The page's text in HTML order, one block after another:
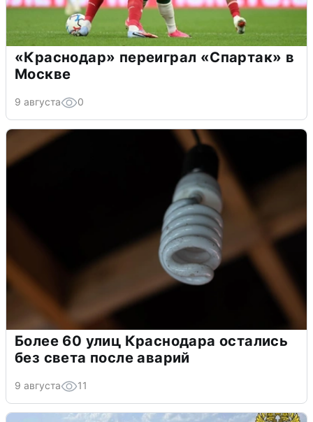
«Краснодар» переиграл «Спартак» в
Москве
9 августа 0
Более 60 улиц Краснодара остались
без света после аварий
9 августа 11